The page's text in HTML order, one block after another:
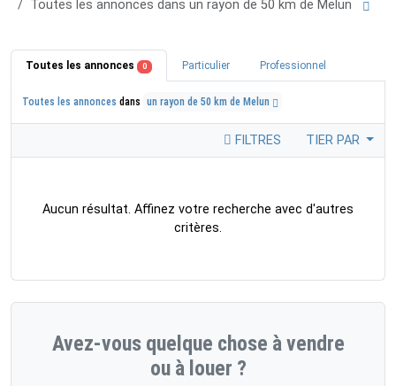
Toutes les annonces dans un rayon de 50 km de Melun
Toutes les annonces 0 Particulier Professionnel
Toutes les annonces dans un rayon de 50 km de Melun
FILTRES TIER PAR
Aucun résultat. Affinez votre recherche avec d'autres
critères.
Avez-vous quelque chose à vendre
ou à louer ?